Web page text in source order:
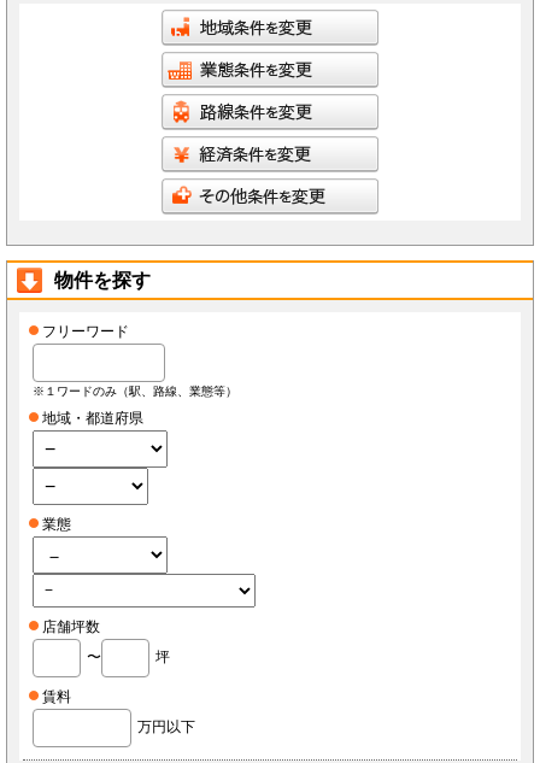
物件を探す
フリーワード
※１ワードのみ（駅、路線、業態等）
地域・都道府県
業態
店舗坪数
〜
坪
賃料
万円以下